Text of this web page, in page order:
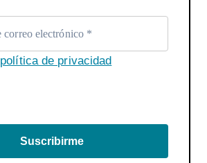
política de privacidad
Suscribirme